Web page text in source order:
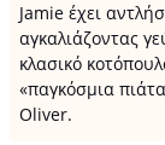
Jamie έχει
αγκαλιάζοντας
κλασικό
«παγκόσμια
Oliver.